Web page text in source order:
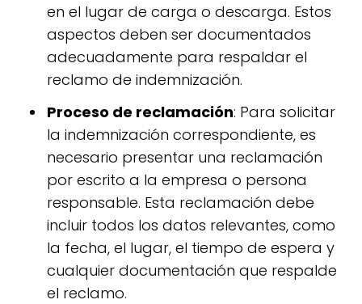
en el lugar de carga o descarga. Estos
aspectos deben ser documentados
adecuadamente para respaldar el
reclamo de indemnización.
Proceso de reclamación: Para solicitar
la indemnización correspondiente, es
necesario presentar una reclamación
por escrito a la empresa o persona
responsable. Esta reclamación debe
incluir todos los datos relevantes, como
la fecha, el lugar, el tiempo de espera y
cualquier documentación que respalde
el reclamo.